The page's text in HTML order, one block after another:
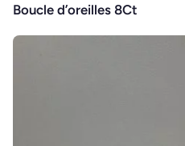
Boucle d’oreilles 8Ct